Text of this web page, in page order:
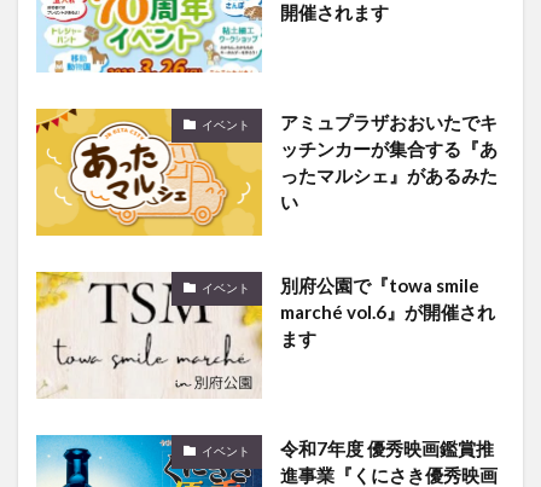
開催されます
イベント
アミュプラザおおいたでキ
ッチンカーが集合する『あ
ったマルシェ』があるみた
い
イベント
別府公園で『towa smile
marché vol.6』が開催され
ます
イベント
令和7年度 優秀映画鑑賞推
進事業『くにさき優秀映画